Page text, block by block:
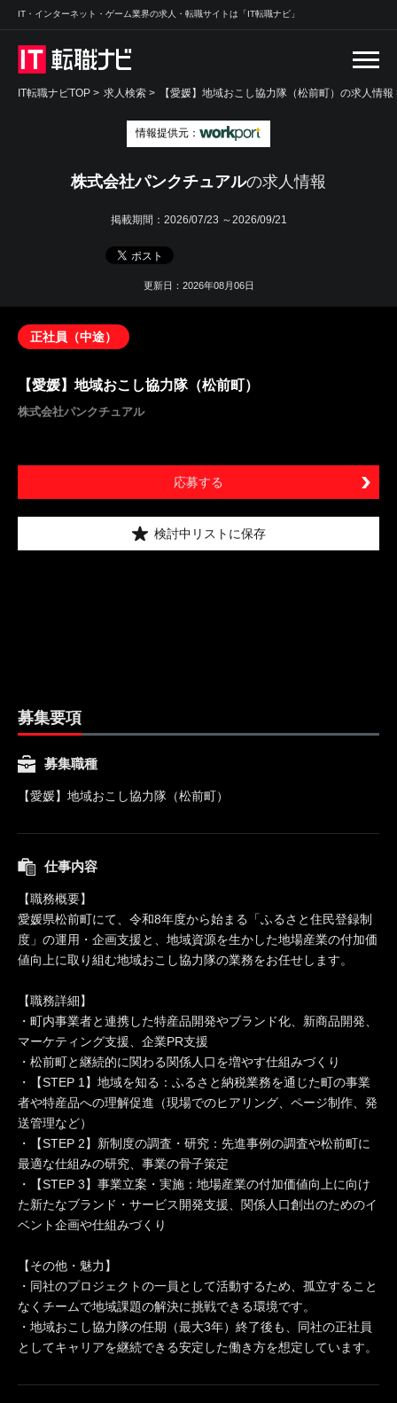
IT・インターネット・ゲーム業界の求人・転職サイトは「IT転職ナビ」
IT転職ナビTOP > 求人検索 > 【愛媛】地域おこし協力隊（松前町）の求人情報
情報提供元：
株式会社パンクチュアルの求人情報
掲載期間： 2026/07/23 ～2026/09/21
更新日：2026年08月06日
正社員（中途）
【愛媛】地域おこし協力隊（松前町）
株式会社パンクチュアル
応募する
検討中リストに保存
募集要項
募集職種
【愛媛】地域おこし協力隊（松前町）
仕事内容
【職務概要】
愛媛県松前町にて、令和8年度から始まる「ふるさと住民登録制
度」の運用・企画支援と、地域資源を生かした地場産業の付加価
値向上に取り組む地域おこし協力隊の業務をお任せします。
【職務詳細】
・町内事業者と連携した特産品開発やブランド化、新商品開発、
マーケティング支援、企業PR支援
・松前町と継続的に関わる関係人口を増やす仕組みづくり
・【STEP 1】地域を知る：ふるさと納税業務を通じた町の事業
者や特産品への理解促進（現場でのヒアリング、ページ制作、発
送管理など）
・【STEP 2】新制度の調査・研究：先進事例の調査や松前町に
最適な仕組みの研究、事業の骨子策定
・【STEP 3】事業立案・実施：地場産業の付加価値向上に向け
た新たなブランド・サービス開発支援、関係人口創出のためのイ
ベント企画や仕組みづくり
【その他・魅力】
・同社のプロジェクトの一員として活動するため、孤立すること
なくチームで地域課題の解決に挑戦できる環境です。
・地域おこし協力隊の任期（最大3年）終了後も、同社の正社員
としてキャリアを継続できる安定した働き方を想定しています。